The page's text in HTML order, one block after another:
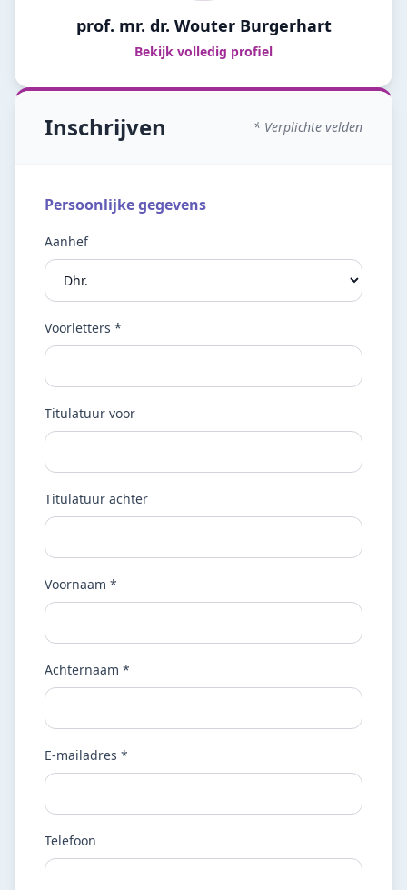
prof. mr. dr. Wouter Burgerhart
Bekijk volledig profiel
Inschrijven * Verplichte velden
Persoonlijke gegevens
Aanhef
Voorletters *
Titulatuur voor
Titulatuur achter
Voornaam *
Achternaam *
E-mailadres *
Telefoon